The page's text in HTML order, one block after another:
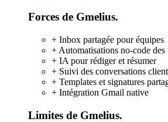
Forces de Gmelius.
+ Inbox partagée pour équipes
+ Automatisations no-code
+ IA pour rédiger et résumer
+ Suivi des conversations client
+ Templates et signatures
+ Intégration Gmail native
Limites de Gmelius.